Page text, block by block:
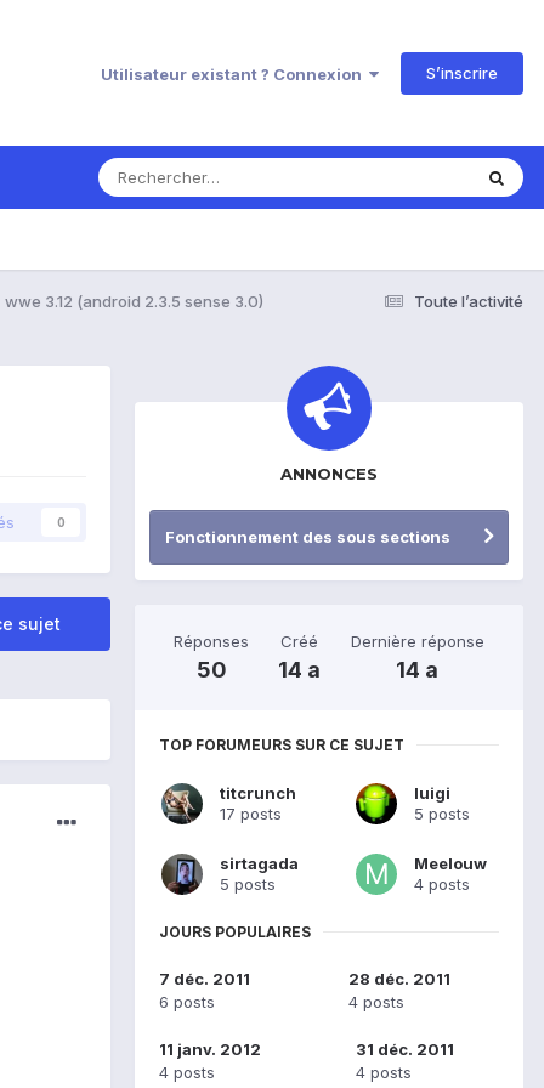
Utilisateur existant ? Connexion S’inscrire
Toute l’activité
wwe 3.12 (android 2.3.5 sense 3.0)
0
sujet
ANNONCES
Fonctionnement des sous sections
Réponses
50
Créé
14 a
Dernière réponse
14 a
TOP FORUMEURS SUR CE SUJET
titcrunch
17 posts
luigi
5 posts
sirtagada
5 posts
Meelouw
4 posts
JOURS POPULAIRES
7 déc. 2011
6 posts
28 déc. 2011
4 posts
11 janv. 2012
4 posts
31 déc. 2011
4 posts